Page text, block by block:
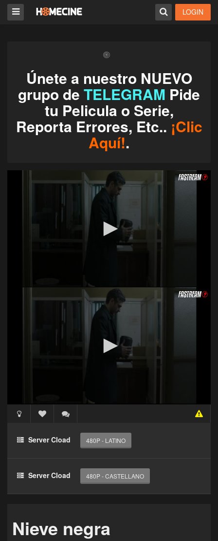
LOGIN
Únete a nuestro NUEVO
grupo de TELEGRAM Pide
tu Pelicula o Serie,
Reporta Errores, Etc.. ¡Clic
Aquí!.
Acceso Requerido
Haz clic 3 veces en el botón para desbloquear este
Clic 1 - Abrir primer enlace
Haz clic 3 veces en el botón para desbloquear este
reproductor
Clic 1 - Abrir primer enlace
Server Cload 480P - LATINO
Server Cload 480P - CASTELLANO
Nieve negra